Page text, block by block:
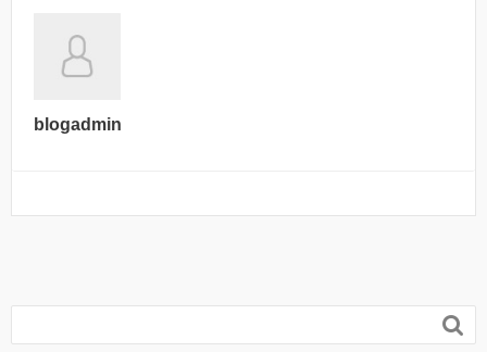
blogadmin
